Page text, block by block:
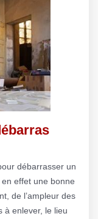
débarrasser un
effet une bonne
de l’ampleur des
à enlever, le lieu